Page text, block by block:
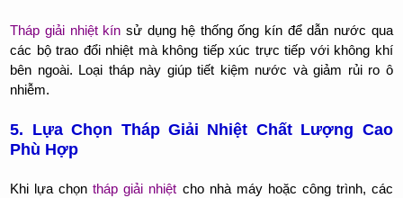
Tháp giải nhiệt kín sử dụng hệ thống ống kín để dẫn nước qua
các bộ trao đổi nhiệt mà không tiếp xúc trực tiếp với không khí
bên ngoài. Loại tháp này giúp tiết kiệm nước và giảm rủi ro ô
nhiễm.
5. Lựa Chọn Tháp Giải Nhiệt Chất Lượng Cao
Phù Hợp
Khi lựa chọntháp giải nhiệt cho nhà máy hoặc công trình, các